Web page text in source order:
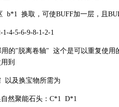
b*1 换取，可使BUFF加一层，且
4-5-6-9-8-1-2-1
的"脱离卷轴" 这个是可以重复使
到
以及换宝物所需为
然聚能石头：C*1 D*1